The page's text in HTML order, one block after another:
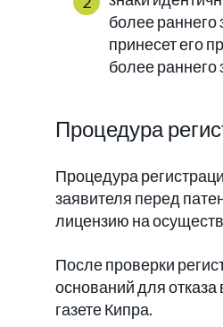
более раннего
принесет его
более раннего
Процедура
Процедура
заявителя перед
лицензию на
После проверки
оснований для
газете Кипра.